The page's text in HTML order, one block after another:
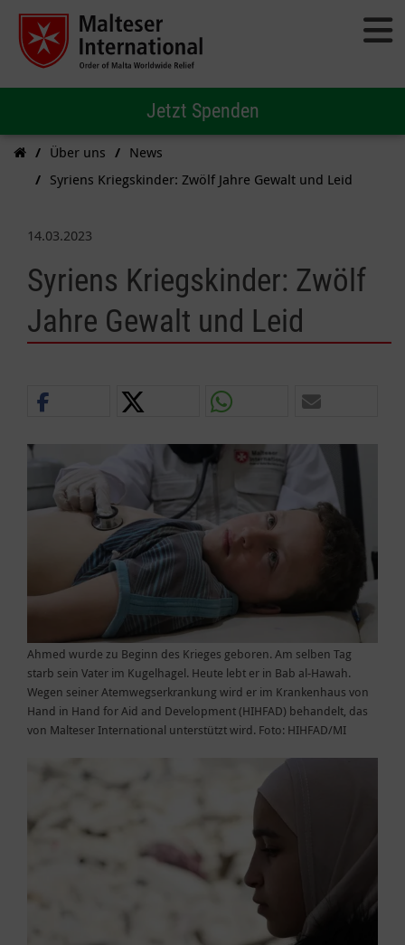
Jetzt Spenden
Über uns
News
Syriens Kriegskinder: Zwölf Jahre Gewalt und Leid
14.03.2023
Syriens Kriegskinder: Zwölf
Jahre Gewalt und Leid
Ahmed wurde zu Beginn des Krieges geboren. Am selben Tag
starb sein Vater im Kugelhagel. Heute lebt er in Bab al-Hawah.
Wegen seiner Atemwegserkrankung wird er im Krankenhaus von
Hand in Hand for Aid and Development (HIHFAD) behandelt, das
von Malteser International unterstützt wird. Foto: HIHFAD/MI